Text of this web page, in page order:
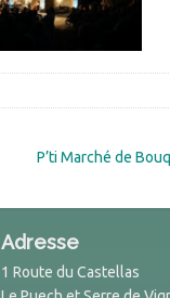
P’ti Marché de
Adresse
1 Route du Castellas